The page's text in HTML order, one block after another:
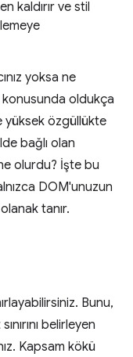
kaldırır ve stil
yoksa ne
oldukça
yüksek özgüllükte
bağlı olan
olurdu? İşte bu
DOM'unuzun
tanır.
Bunu,
belirleyen
Kapsam kökü